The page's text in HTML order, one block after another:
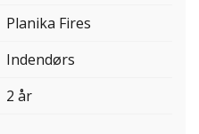
Planika Fires
Indendørs
2 år